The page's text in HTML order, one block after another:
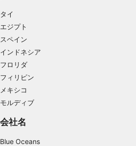
タイ
エジプト
スペイン
インドネシア
フロリダ
フィリピン
メキシコ
モルディブ
会社名
Blue Oceans